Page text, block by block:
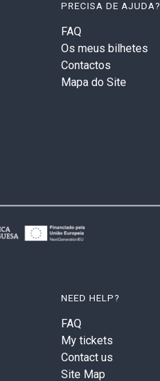
PRECISA DE AJUDA?
FAQ
Os meus bilhetes
Contactos
Mapa do Site
NEED HELP?
FAQ
My tickets
Contact us
Site Map